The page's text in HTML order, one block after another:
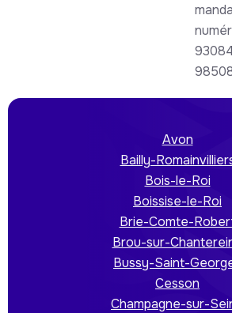
Avon
Bailly-
Bois-le-Roi
Boissise-le-Roi
Brie-Comte-
Brou-sur-
Bussy-Saint-
Cesson
Champagne-sur-